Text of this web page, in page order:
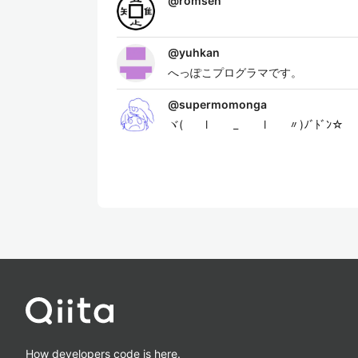
@yuhkan
へっぽこプログラマです。
@supermomonga
ヾ( l _ l 〃)ﾉﾞﾄﾞﾝ☆
How developers code is here.